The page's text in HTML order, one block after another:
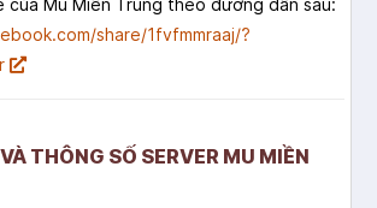
của Mu Miền Trung theo đường dẫn sau:
share/1fvfmmraaj/?
THÔNG SỐ SERVER MU MIỀN